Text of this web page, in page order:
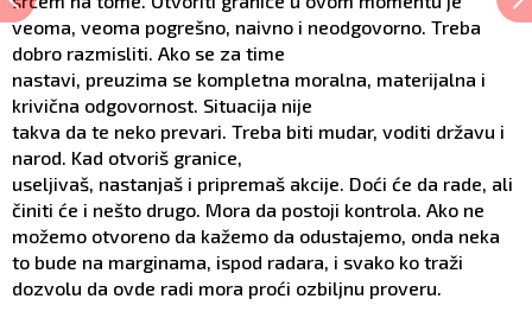
veoma, veoma pogrešno, naivno i neodgovorno. Treba
dobro razmisliti. Ako se za time
nastavi, preuzima se kompletna moralna, materijalna i
krivična odgovornost. Situacija nije
takva da te neko prevari. Treba biti mudar, voditi državu i
narod. Kad otvoriš granice,
useljivaš, nastanjaš i pripremaš akcije. Doći će da rade, ali
činiti će i nešto drugo. Mora da postoji kontrola. Ako ne
možemo otvoreno da kažemo da odustajemo, onda neka
to bude na marginama, ispod radara, i svako ko traži
dozvolu da ovde radi mora proći ozbiljnu proveru.